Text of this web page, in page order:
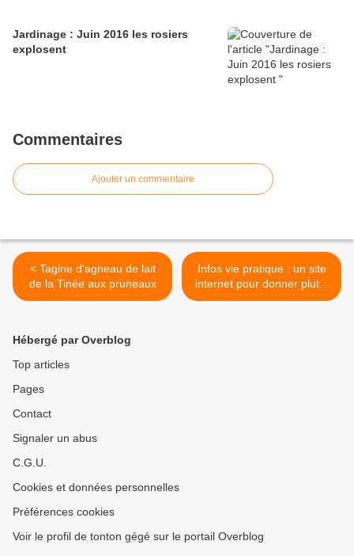
Jardinage : Juin 2016 les rosiers
explosent
Commentaires
Ajouter un commentaire
< Tagine d'agneau de lait
de la Tinée aux pruneaux
Infos vie pratique : un site
internet pour donner plutôt
que jeter >
Hébergé par Overblog
Top articles
Pages
Contact
Signaler un abus
C.G.U.
Cookies et données personnelles
Préférences cookies
Voir le profil de tonton gégé sur le portail Overblog